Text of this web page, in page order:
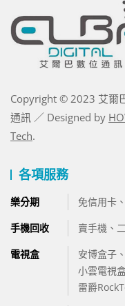
Copyright © 2023 艾爾
通訊 ／ Designed by
Tech.
各項服務
樂分期
免信用卡
手機回收
賣手機、
電視盒
安博盒子 、
小雲電視
雷爵